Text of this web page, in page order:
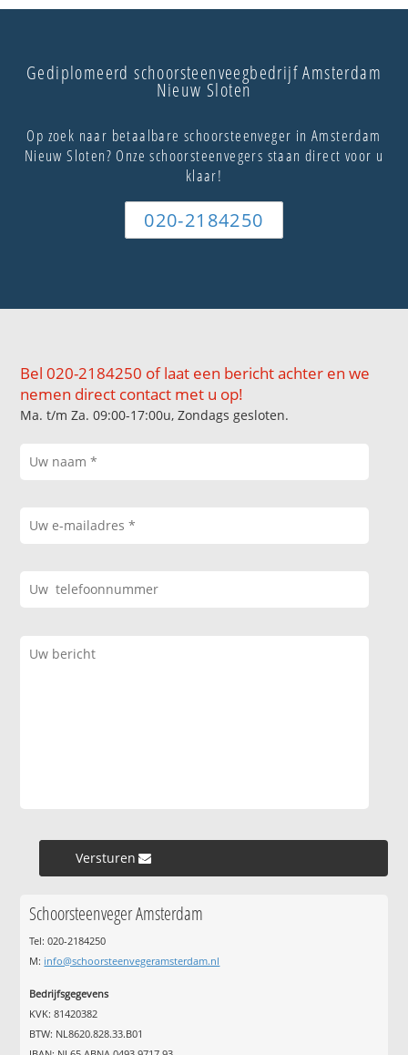
Gediplomeerd schoorsteenveegbedrijf Amsterdam
Nieuw Sloten
Op zoek naar betaalbare schoorsteenveger in Amsterdam
Nieuw Sloten? Onze schoorsteenvegers staan direct voor u
klaar!
020-2184250
Bel 020-2184250 of laat een bericht achter en we
nemen direct contact met u op!
Ma. t/m Za. 09:00-17:00u, Zondags gesloten.
Versturen »
Schoorsteenveger Amsterdam
Tel: 020-2184250
M: info@schoorsteenvegeramsterdam.nl
Bedrijfsgegevens
KVK: 81420382
BTW: NL8620.828.33.B01